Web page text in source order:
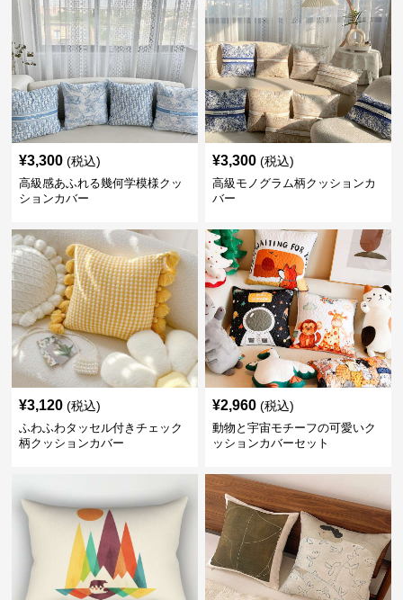
¥3,300 (税込)
高級感あふれる幾何学模様クッ
ションカバー
¥3,300 (税込)
高級モノグラム柄クッションカ
バー
¥3,120 (税込)
ふわふわタッセル付きチェック
柄クッションカバー
¥2,960 (税込)
動物と宇宙モチーフの可愛いク
ッションカバーセット